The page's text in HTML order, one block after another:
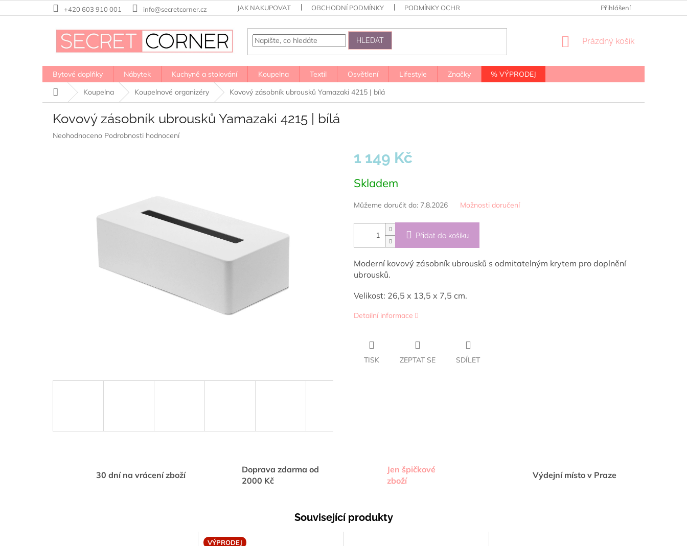
na
+420 603 910 001 info@secretcorner.cz JAK NAKUPOVAT OBCHODNÍ PODMÍNKY PODMÍNKY OCHRANY OSOBNÍCH ÚDAJŮ Přihlášení
HLEDAT
NÁKUPNÍ
Prázdný košík
Bytové doplňky Nábytek Kuchyně a stolování Koupelna Textil Osvětlení Lifestyle Značky
% VÝPRODEJ
Domů
Koupelna Koupelnové organizéry Kovový zásobník ubrousků Yamazaki 4215 | bílá
Kovový zásobník ubrousků Yamazaki 4215 | bílá
Průměrné
Neohodnoceno Podrobnosti hodnocení
1 149 Kč
cena:
Skladem
Můžeme doručit do: 7.8.2026 Možnosti doručení
Přidat do košíku
Moderní kovový zásobník ubrousků s odmitatelným krytem pro doplnění
ubrousků.
Velikost: 26,5 x 13,5 x 7,5 cm.
Detailní informace
TISK ZEPTAT SE SDÍLET
30 dní na vrácení zboží
Doprava zdarma od
2000 Kč
Jen špičkové
zboží
Výdejní místo v Praze
Související produkty
VÝPRODEJ